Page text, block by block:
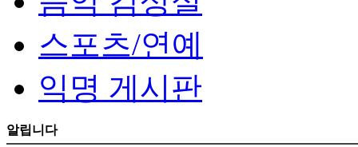
스포츠/연예
익명 게시판
알립니다